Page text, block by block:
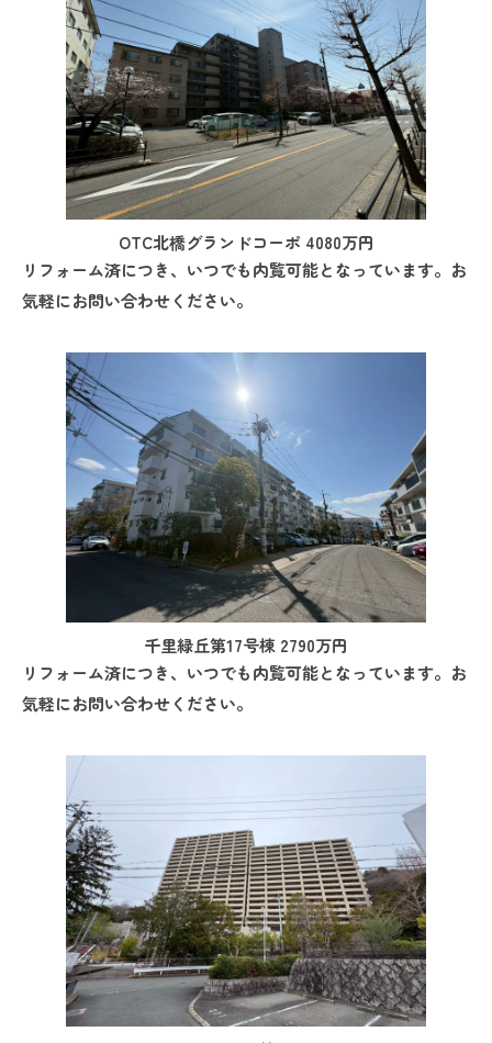
OTC北橋グランドコーポ 4080万円
リフォーム済につき、いつでも内覧可能となっています。お
気軽にお問い合わせください。
千里緑丘第17号棟 2790万円
リフォーム済につき、いつでも内覧可能となっています。お
気軽にお問い合わせください。